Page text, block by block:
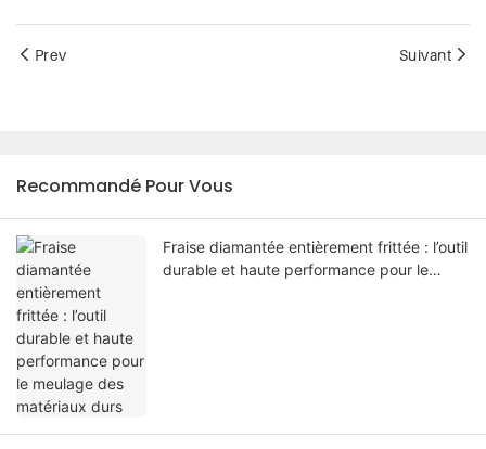
Prev Suivant
Recommandé Pour Vous
Fraise diamantée entièrement frittée : l’outil
durable et haute performance pour le